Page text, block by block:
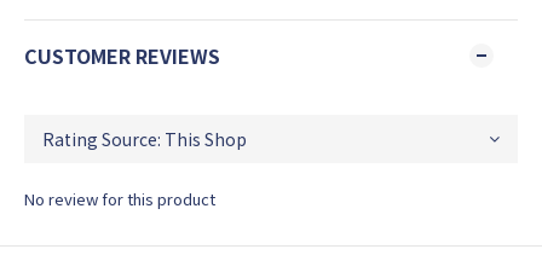
CUSTOMER REVIEWS
No review for this product